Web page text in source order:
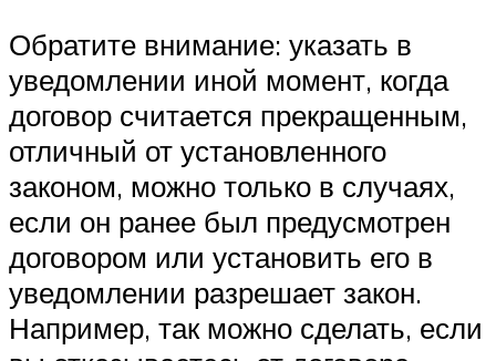
Обратите внимание: указать в
уведомлении иной момент, когда
договор считается прекращенным,
отличный от установленного
законом, можно только в случаях,
если он ранее был предусмотрен
договором или установить его в
уведомлении разрешает закон.
Например, так можно сделать, если